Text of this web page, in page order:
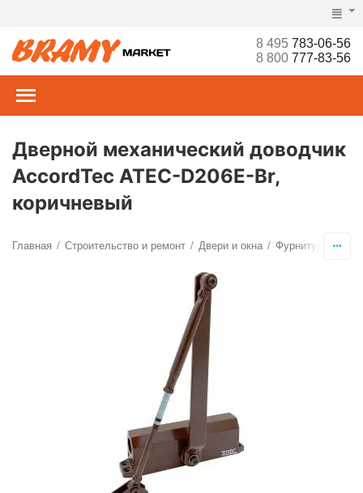
8 495783-06-56
8 800777-83-56
Дверной механический доводчик
AccordTec ATEC-D206E-Br,
коричневый
Главная / Строительство и ремонт / Двери и окна / Фурнитура /